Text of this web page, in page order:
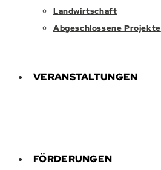
Landwirtschaft
Abgeschlossene Projekte
VERANSTALTUNGEN
FÖRDERUNGEN